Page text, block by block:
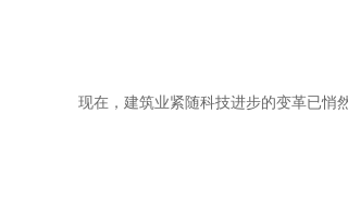
现在，建筑业紧随科技进步的变革已悄